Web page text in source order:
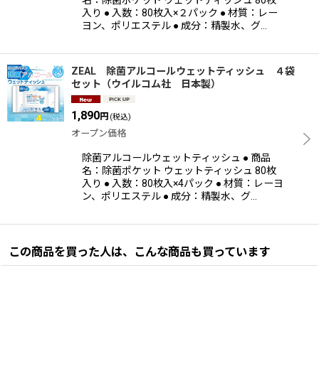
入り ● 入数：80枚入×２パック ● 材質：レー
ヨン、ポリエステル ● 成分：精製水、グ…
ZEAL 除菌アルコールウェットティッシュ ４袋
セット（ウイルコム社 日本製）
1,890円 (税込)
オープン価格
除菌アルコールウェットティッシュ ● 商品
名：除菌ポケット ウェットティッシュ 80枚
入り ● 入数：80枚入×4パック ● 材質：レーヨ
ン、ポリエステル ● 成分：精製水、グ…
この商品を買った人は、こんな商品も買っています